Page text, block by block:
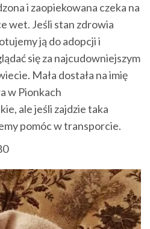
i zaopiekowana czeka na
wet. Jeśli stan zdrowia
ją do adopcji i
się za najcudowniejszym
Mała dostała na imię
w Pionkach
ale jeśli zajdzie taka
pomóc w transporcie.